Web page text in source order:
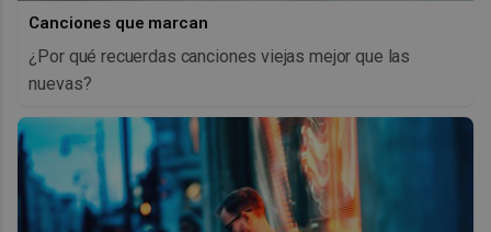
Canciones que marcan
¿Por qué recuerdas canciones viejas mejor que las
nuevas?